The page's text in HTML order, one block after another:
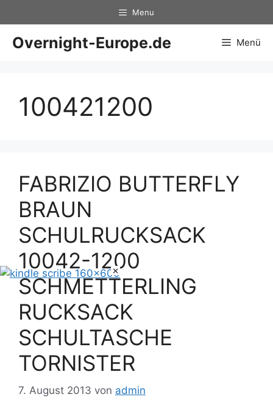
×
Inhalt
springen
Menu
Overnight-Europe.de Menü
100421200
FABRIZIO BUTTERFLY
BRAUN
SCHULRUCKSACK
10042-1200
SCHMETTERLING
RUCKSACK
SCHULTASCHE
TORNISTER
7. August 2013 von admin